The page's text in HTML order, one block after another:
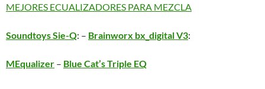
MEJORES ECUALIZADORES PARA MEZCLA
Soundtoys Sie-Q: – Brainworx bx_digital V3:
MEqualizer – Blue Cat’s Triple EQ